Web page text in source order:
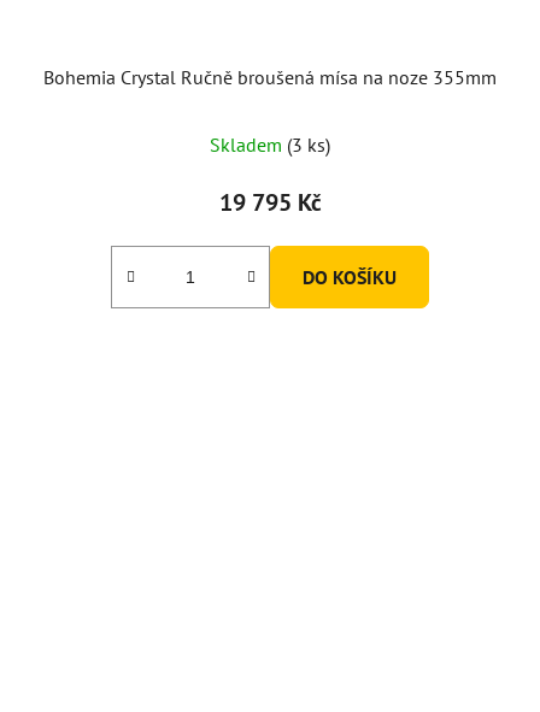
Bohemia Crystal Ručně broušená mísa na noze 355mm
Skladem (3 ks)
19 795 Kč
DO KOŠÍKU